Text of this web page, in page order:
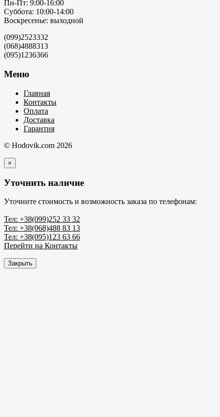
Пн-Пт: 9:00-16:00
Суббота: 10:00-14:00
Воскресенье: выходной
(099)2523332
(068)4888313
(095)1236366
Меню
Главная
Контакты
Оплата
Доставка
Гарантия
© Hodovik.com 2026
×
Уточнить наличие
Уточните стоимость и возможность заказа по телефонам:
Тел: +38(099)252 33 32
Тел: +38(068)488 83 13
Тел: +38(095)123 63 66
Перейти на Контакты
Закрыть